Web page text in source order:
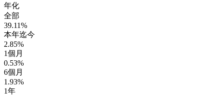
年化
全部
39.11%
本年迄今
2.85%
1個月
0.53%
6個月
1.93%
1年